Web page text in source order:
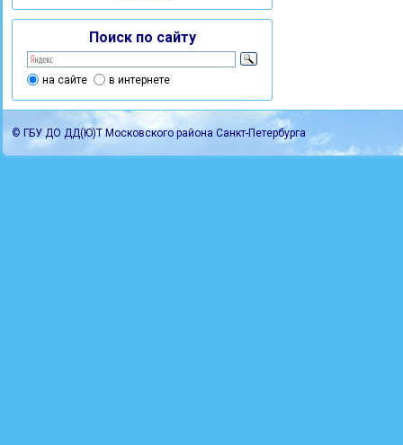
Поиск по сайту
на сайте в интернете
© ГБУ ДО ДД(Ю)Т Московского района Санкт-Петербурга